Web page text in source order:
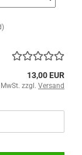
13,00 EUR
zzgl. Versand